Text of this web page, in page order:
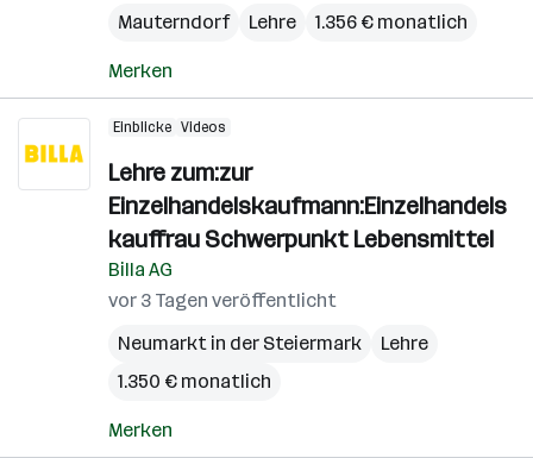
Mauterndorf
Lehre 1.356 € monatlich
Merken
Einblicke Videos
Lehre zum:zur
Einzelhandelskaufmann:Einzelhandels
kauffrau Schwerpunkt Lebensmittel
Billa AG
vor 3 Tagen veröffentlicht
Neumarkt in der Steiermark
Lehre
1.350 € monatlich
Merken